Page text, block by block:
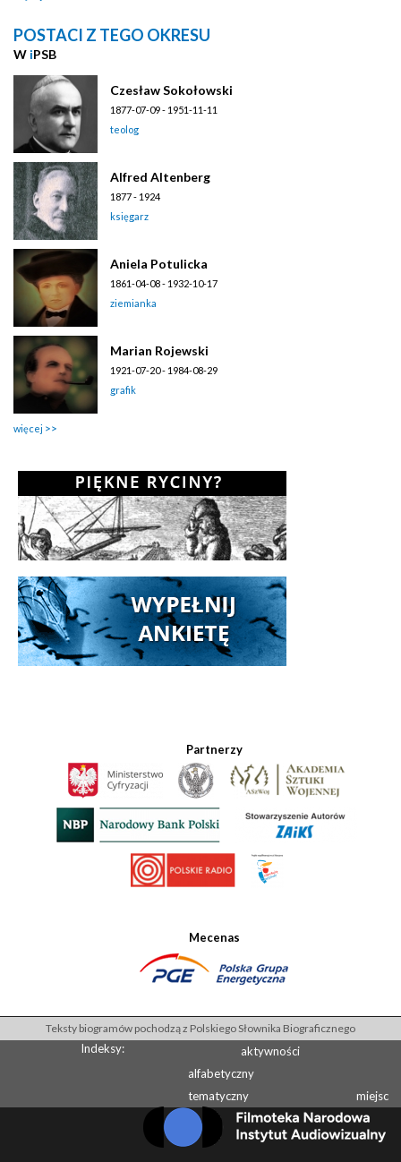
POSTACI Z TEGO OKRESU
W iPSB
Czesław Sokołowski
1877-07-09 - 1951-11-11
teolog
Alfred Altenberg
1877 - 1924
księgarz
Aniela Potulicka
1861-04-08 - 1932-10-17
ziemianka
Marian Rojewski
1921-07-20 - 1984-08-29
grafik
więcej
Partnerzy
Mecenas
Teksty biogramów pochodzą z Polskiego Słownika Biograficznego
Indeksy:
aktywności
alfabetyczny
tematyczny
miejsc